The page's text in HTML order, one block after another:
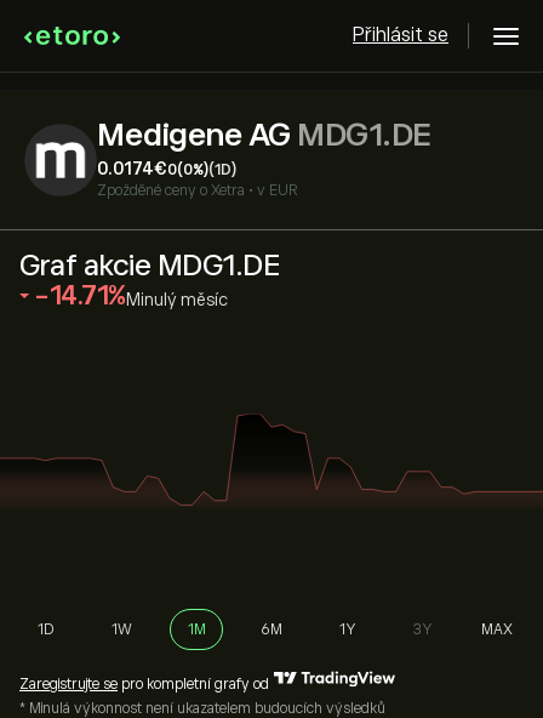
Přihlásit se
Medigene AG MDG1.DE
0.0174‎€‎0(0%)(1D)
Zpožděné ceny o Xetra • v EUR
Graf akcie MDG1.DE
‎-14.71‎ Minulý měsíc
1D 1W 1M 6M 1Y 3Y MAX
Zaregistrujte se pro kompletní grafy od
* Minulá výkonnost není ukazatelem budoucích výsledků